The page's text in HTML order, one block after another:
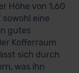
Höhe von 1,60
eine
gutes
Kofferraum
sich durch
was ihn